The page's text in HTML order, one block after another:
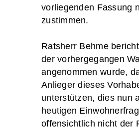
vorliegenden Fassung
zustimmen.
Ratsherr Behme
der vorhergegangen
angenommen wurde,
Anlieger dieses
unterstützen, dies nun
heutigen
offensichtlich nicht der